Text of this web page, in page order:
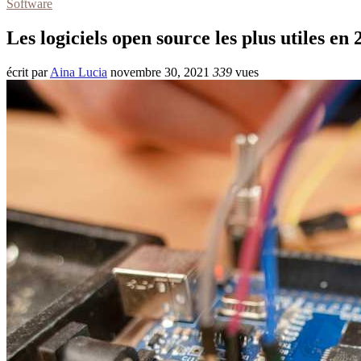
Software
Les logiciels open source les plus utiles en
écrit parAina Lucia novembre 30, 2021 339 vues